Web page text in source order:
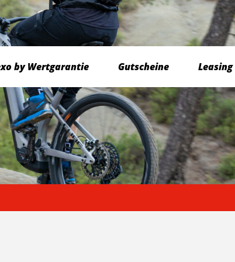
by Wertgarantie Gutscheine Leasing